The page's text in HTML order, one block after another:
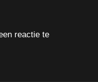
reactie te